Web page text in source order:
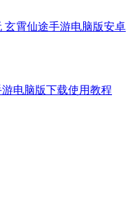
玄霄仙途手游电脑版安卓
电脑版下载使用教程